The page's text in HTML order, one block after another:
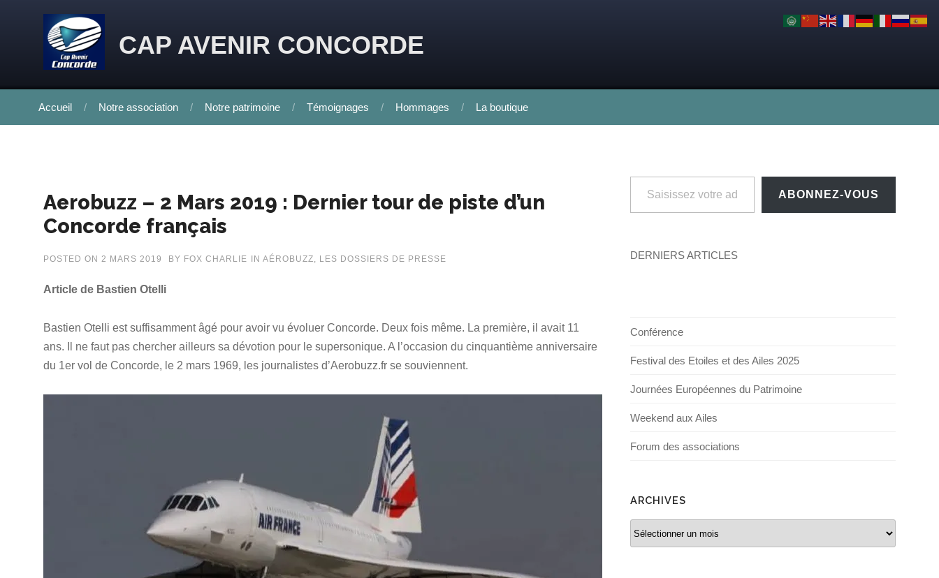
CAP AVENIR CONCORDE
Accueil Notre association Notre patrimoine Témoignages Hommages La boutique
Aerobuzz – 2 Mars 2019 : Dernier tour de piste d’un
Concorde français
POSTED ON 2 MARS 2019 BY FOX CHARLIE IN AÉROBUZZ, LES DOSSIERS DE PRESSE
Article de Bastien Otelli
Bastien Otelli est suffisamment âgé pour avoir vu évoluer Concorde. Deux fois même. La première, il avait 11
ans. Il ne faut pas chercher ailleurs sa dévotion pour le supersonique. A l’occasion du cinquantième anniversaire
du 1er vol de Concorde, le 2 mars 1969, les journalistes d’Aerobuzz.fr se souviennent.
Saisissez votre adresse e-mail…
ABONNEZ-VOUS
DERNIERS ARTICLES
Conférence
Festival des Etoiles et des Ailes 2025
Journées Européennes du Patrimoine
Weekend aux Ailes
Forum des associations
ARCHIVES
Archives